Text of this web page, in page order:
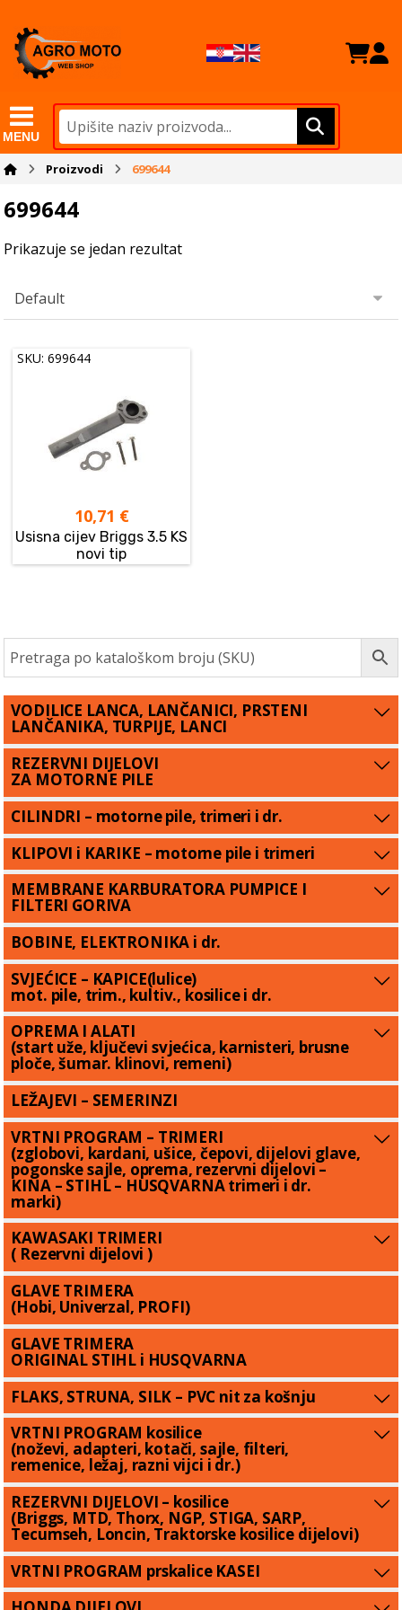
MENU
Proizvodi 699644
699644
Prikazuje se jedan rezultat
SKU: 699644
10,71 €
Usisna cijev Briggs 3.5 KS
novi tip
VODILICE LANCA, LANČANICI, PRSTENI
LANČANIKA, TURPIJE, LANCI
REZERVNI DIJELOVI
ZA MOTORNE PILE
CILINDRI – motorne pile, trimeri i dr.
KLIPOVI i KARIKE – motorne pile i trimeri
MEMBRANE KARBURATORA PUMPICE I
FILTERI GORIVA
BOBINE, ELEKTRONIKA i dr.
SVJEĆICE – KAPICE(lulice)
mot. pile, trim., kultiv., kosilice i dr.
OPREMA I ALATI
(start uže, ključevi svjećica, karnisteri, brusne
ploče, šumar. klinovi, remeni)
LEŽAJEVI – SEMERINZI
VRTNI PROGRAM – TRIMERI
(zglobovi, kardani, ušice, čepovi, dijelovi glave,
pogonske sajle, oprema, rezervni dijelovi –
KINA – STIHL – HUSQVARNA trimeri i dr.
marki)
KAWASAKI TRIMERI
( Rezervni dijelovi )
GLAVE TRIMERA
(Hobi, Univerzal, PROFI)
GLAVE TRIMERA
ORIGINAL STIHL i HUSQVARNA
FLAKS, STRUNA, SILK – PVC nit za košnju
VRTNI PROGRAM kosilice
(noževi, adapteri, kotači, sajle, filteri,
remenice, ležaj, razni vijci i dr.)
REZERVNI DIJELOVI – kosilice
(Briggs, MTD, Thorx, NGP, STIGA, SARP,
Tecumseh, Loncin, Traktorske kosilice dijelovi)
VRTNI PROGRAM prskalice KASEI